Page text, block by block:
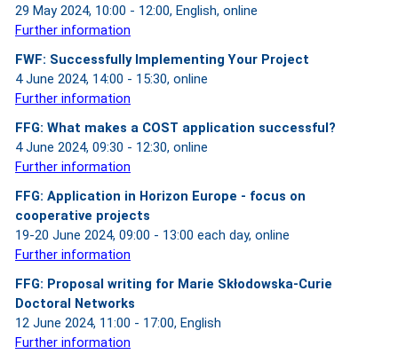
29 May 2024, 10:00 - 12:00, English, online
Further information
FWF: Successfully Implementing Your Project
4 June 2024, 14:00 - 15:30, online
Further information
FFG: What makes a COST application successful?
4 June 2024, 09:30 - 12:30, online
Further information
FFG: Application in Horizon Europe - focus on
cooperative projects
19-20 June 2024, 09:00 - 13:00 each day, online
Further information
FFG: Proposal writing for Marie Skłodowska-Curie
Doctoral Networks
12 June 2024, 11:00 - 17:00, English
Further information